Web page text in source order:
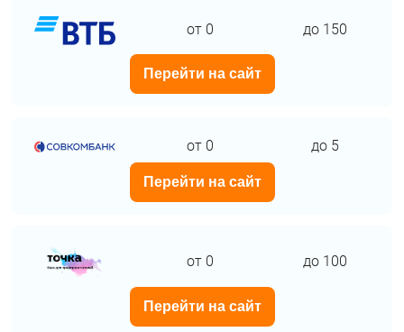
от 0 до 150
Перейти на сайт
от 0 до 5
Перейти на сайт
от 0 до 100
Перейти на сайт